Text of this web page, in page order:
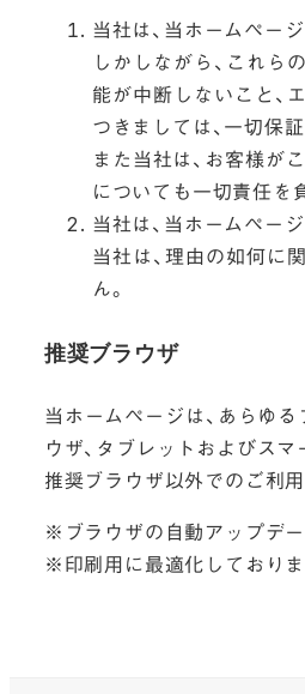
当社は、当ホームペー
しかしながら、これら
能が中断しないこと、
つきましては、一切保
また当社は、お客様が
についても一切責任を
当社は、当ホームペー
当社は、理由の如何に
ん。
推奨ブラウザ
当ホームページは、あらゆ
ウザ、タブレットおよびス
推奨ブラウザ以外でのご利
※ブラウザの自動アップデー
※印刷用に最適化しておりま